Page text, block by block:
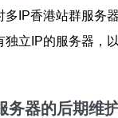
多IP香港站群服务
独立IP的服务器，
务器的后期维